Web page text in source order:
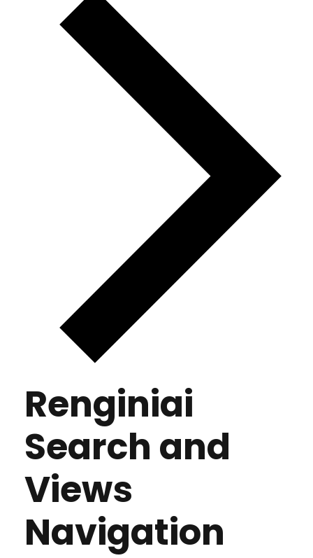
Renginiai
Search and
Views
Navigation